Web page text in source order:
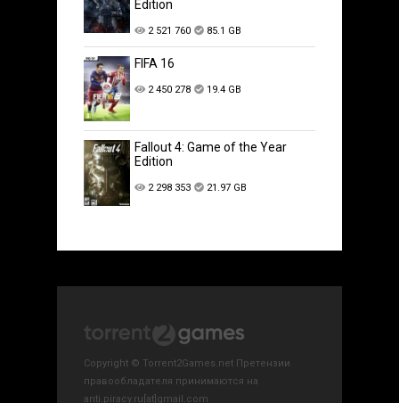
Edition
2 521 760 85.1 GB
FIFA 16
2 450 278 19.4 GB
Fallout 4: Game of the Year
Edition
2 298 353 21.97 GB
Copyright © Torrent2Games.net Претензии
правообладателя принимаются на
anti.piracy.ru[at]gmail.com